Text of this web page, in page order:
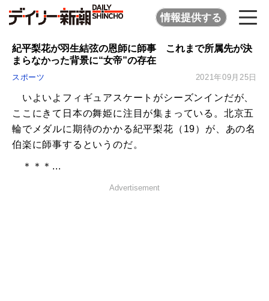
情報提供する
紀平梨花が羽生結弦の恩師に師事 これまで所属先が決
まらなかった背景に“女帝”の存在
スポーツ 2021年09月25日
いよいよフィギュアスケートがシーズンインだが、
ここにきて日本の舞姫に注目が集まっている。北京五
輪でメダルに期待のかかる紀平梨花（19）が、あの名
伯楽に師事するというのだ。
＊＊＊...
Advertisement